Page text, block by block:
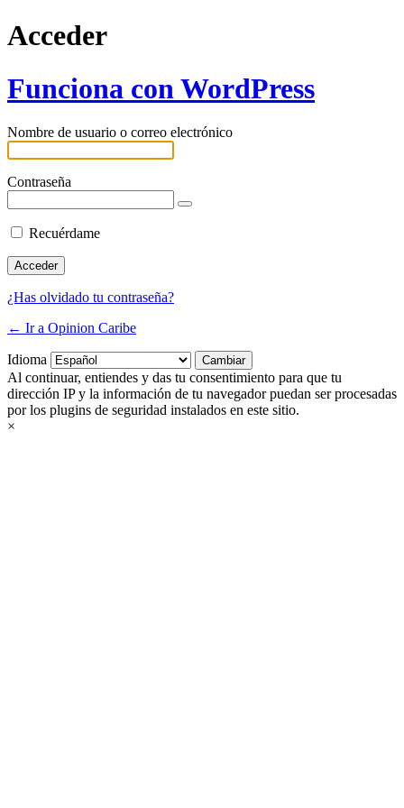
Acceder
Funciona con WordPress
Nombre de usuario o correo electrónico
Contraseña
Recuérdame
¿Has olvidado tu contraseña?
← Ir a Opinion Caribe
Idioma
Al continuar, entiendes y das tu consentimiento para que tu
dirección IP y la información de tu navegador puedan ser procesadas
por los plugins de seguridad instalados en este sitio.
×